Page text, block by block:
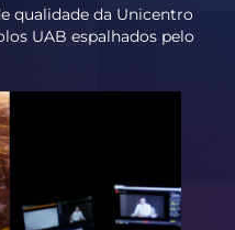
qualidade da Unicentro
UAB espalhados pelo